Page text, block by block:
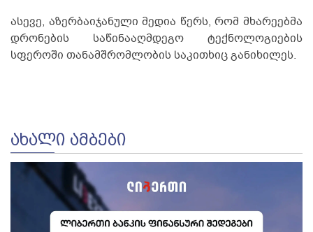
ასევე, აზერბაიჯანული მედია წერს, რომ მხარეებმა
დრონების საწინააღმდეგო ტექნოლოგიების
სფეროში თანამშრომლობის საკითხიც განიხილეს.
ᲐᲮᲐᲚᲘ ᲐᲛᲑᲔᲑᲘ